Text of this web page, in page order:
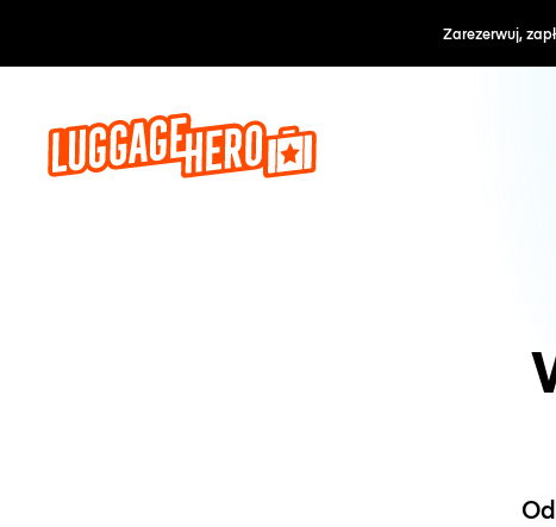
Zarezerwuj,